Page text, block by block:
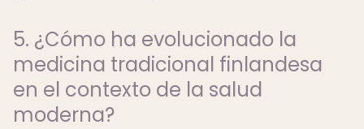
5. ¿Cómo ha evolucionado la
medicina tradicional finlandesa
en el contexto de la salud
moderna?